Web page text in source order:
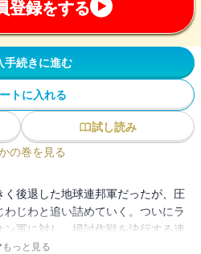
登録をする
手続きに進む
トに入れる
試し読み
の巻を見る
後退した地球連邦軍だったが、圧
じわと追い詰めていく。ついにラ
軍に対し、掃討作戦を決行する連
８小隊は、素人の寄せ集めでしか
もっと見る